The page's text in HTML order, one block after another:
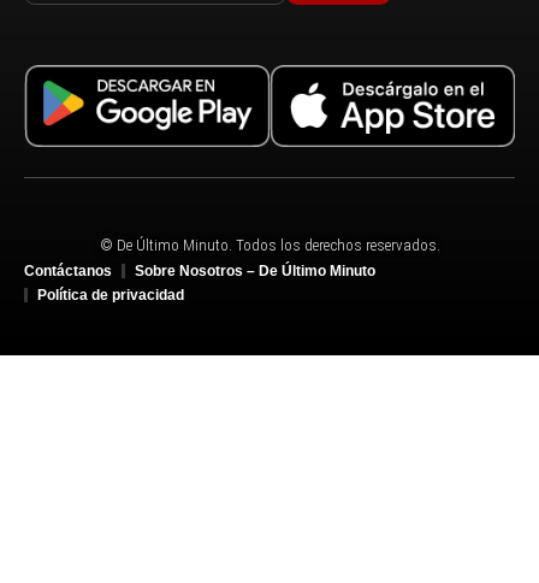
© De Último Minuto. Todos los derechos reservados.
Contáctanos
Sobre Nosotros – De Último Minuto
Política de privacidad